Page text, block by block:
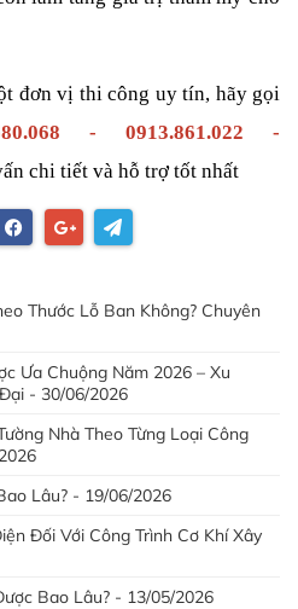
đơn vị thi công uy tín, hãy gọi
- 0913.861.022 -
chi tiết và hỗ trợ tốt nhất
Thước Lỗ Ban Không? Chuyên
Ưa Chuộng Năm 2026 – Xu
- 30/06/2026
Nhà Theo Từng Loại Công
Lâu? - 19/06/2026
Đối Với Công Trình Cơ Khí Xây
Bao Lâu? - 13/05/2026